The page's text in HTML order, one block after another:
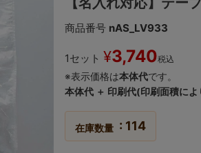
商品番号 nAS_LV933
1セット ¥3,740税込
※表示価格は本体代です。
本体代 ＋ 印刷代(印刷面積に
在庫数量 114